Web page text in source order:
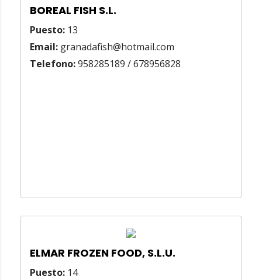
BOREAL FISH S.L.
Puesto: 13
Email: granadafish@hotmail.com
Telefono:958285189 / 678956828
ELMAR FROZEN FOOD, S.L.U.
Puesto: 14